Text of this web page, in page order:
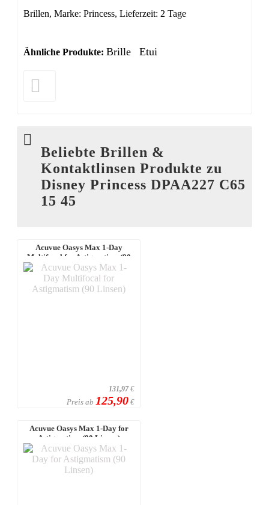
Brillen, Marke: Princess, Lieferzeit: 2 Tage
Ähnliche Produkte: Brille Etui
Beliebte Brillen &
Kontaktlinsen Produkte zu
Disney Princess DPAA227 C65
15 45
Acuvue Oasys Max 1-Day
Multifocal for Astigmatism (90
Linsen)
131,97€
Preis ab 125,90 €
Acuvue Oasys Max 1-Day for
Astigmatism (90 Linsen)